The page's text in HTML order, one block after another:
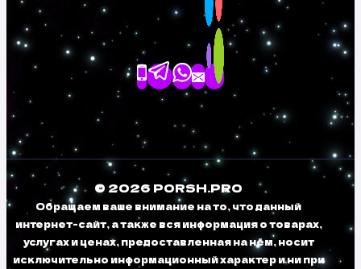
© 2026 PORSH.PRO
Обращаем ваше внимание на то, что данный
интернет-сайт, а также вся информация о товарах,
услугах и ценах, предоставленная на нём, носит
исключительно информационный характер и ни при